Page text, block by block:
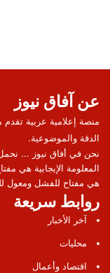
عن آفاق نيوز
منصة إعلامية عربية تقدم
الدقة والموضوعية.
نحن في أفاق نيوز ... نحمل
المعلومة الإيجابية هي
هي مفتاح للفشل ومعول
روابط سريعة
آخر الأخبار
محليات
اقتصاد وأعمال